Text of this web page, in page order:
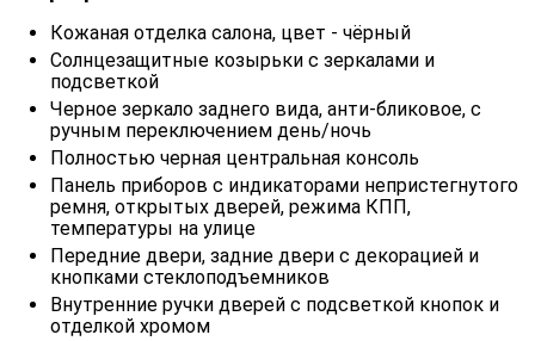
Кожаная отделка салона, цвет - чёрный
Солнцезащитные козырьки с зеркалами и
подсветкой
Черное зеркало заднего вида, анти-бликовое, с
ручным переключением день/ночь
Полностью черная центральная консоль
Панель приборов с индикаторами непристегнутого
ремня, открытых дверей, режима КПП,
температуры на улице
Передние двери, задние двери с декорацией и
кнопками стеклоподъемников
Внутренние ручки дверей с подсветкой кнопок и
отделкой хромом